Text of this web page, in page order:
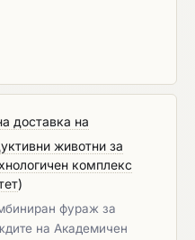
доставка на
животни за
комплекс
)
фураж за
на Академичен